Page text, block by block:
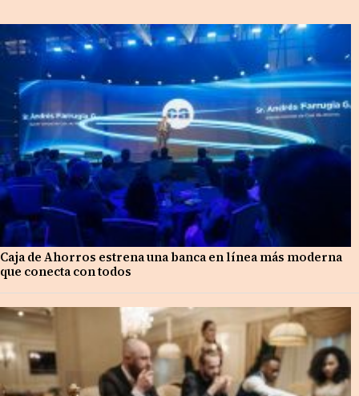
Caja de Ahorros estrena una banca en línea más moderna
que conecta con todos